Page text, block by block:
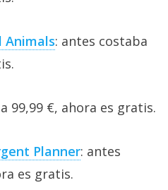
Animals: antes costaba
99,99 €, ahora es gratis.
Planner: antes
es gratis.